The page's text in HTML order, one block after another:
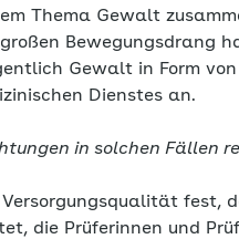
Thema Gewalt
Bewegungsdrang
Gewalt in Form
Dienstes an.
in solchen Fällen
fest,
die Prüferinnen und